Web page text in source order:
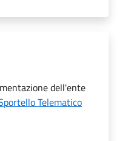
dell'ente
Telematico